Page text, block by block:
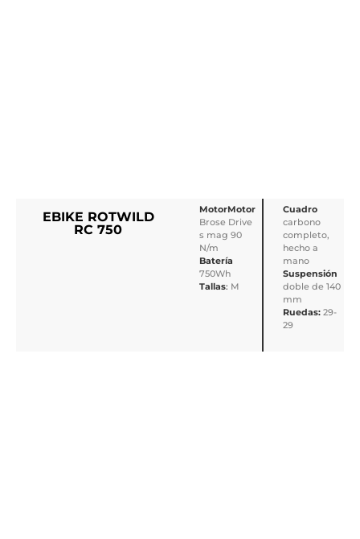
EBIKE ROTWILD
RC 750
MotorMotor
Brose Drive
s mag 90
N/m
Batería
750Wh
Tallas: M
Cuadro
carbono
completo,
hecho a
mano
Suspensión
doble de 140
mm
Ruedas: 29-
29